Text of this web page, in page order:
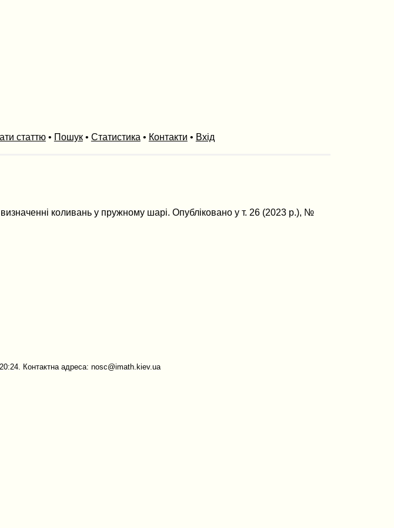
статтю• Пошук• Статистика • Контакти • Вхід
визначенні коливань у пружному шарі. Опубліковано у т. 26 (2023 р.), №
Контактна адреса: nosc@imath.kiev.ua